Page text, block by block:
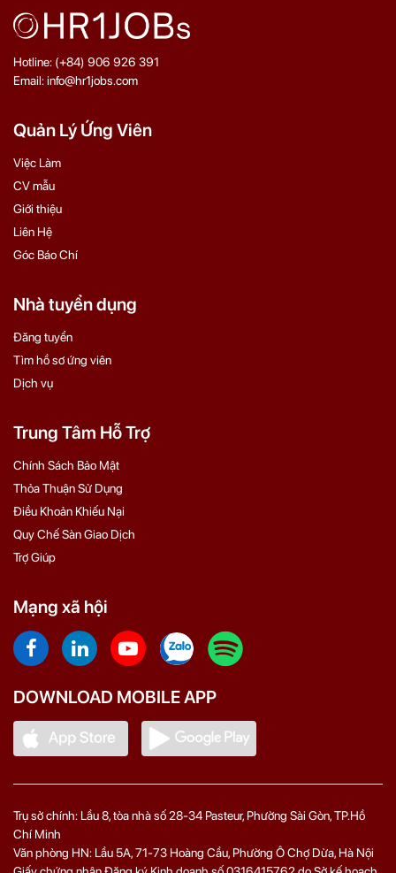
Hotline: (+84) 906 926 391
Email: info@hr1jobs.com
Quản Lý Ứng Viên
Việc Làm
CV mẫu
Giới thiệu
Liên Hệ
Góc Báo Chí
Nhà tuyển dụng
Đăng tuyển
Tìm hồ sơ ứng viên
Dịch vụ
Trung Tâm Hỗ Trợ
Chính Sách Bảo Mật
Thỏa Thuận Sử Dụng
Điều Khoản Khiếu Nại
Quy Chế Sàn Giao Dịch
Trợ Giúp
Mạng xã hội
DOWNLOAD MOBILE APP
Trụ sở chính: Lầu 8, tòa nhà số 28-34 Pasteur, Phường Sài Gòn, TP.Hồ
Chí Minh
Văn phòng HN: Lầu 5A, 71‑73 Hoàng Cầu, Phường Ô Chợ Dừa, Hà Nội